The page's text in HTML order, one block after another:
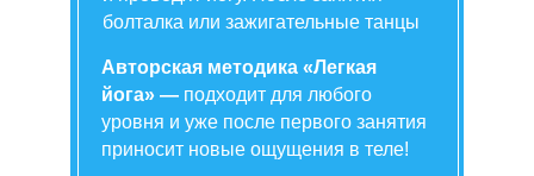
болталка или зажигательные танцы
Авторская методика «Легкая
йога» — подходит для любого
уровня и уже после первого занятия
приносит новые ощущения в теле!